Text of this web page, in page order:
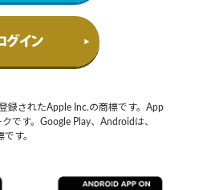
録されたApple Inc.の商標です。App
です。Google Play、Androidは、
す。